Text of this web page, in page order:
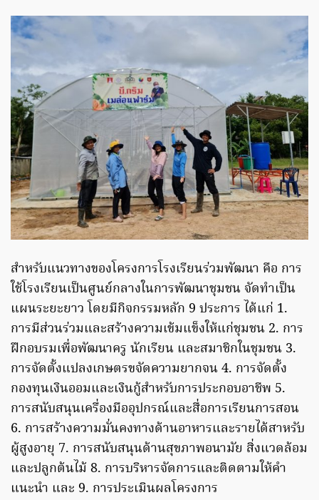
สำหรับแนวทางของโครงการโรงเรียนร่วมพัฒนา คือ การ
ใช้โรงเรียนเป็นศูนย์กลางในการพัฒนาชุมชน จัดทำเป็น
แผนระยะยาว โดยมีกิจกรรมหลัก 9 ประการ ได้แก่ 1.
การมีส่วนร่วมและสร้างความเข้มแข็งให้แก่ชุมชน 2. การ
ฝึกอบรมเพื่อพัฒนาครู นักเรียน และสมาชิกในชุมชน 3.
การจัดตั้งแปลงเกษตรขจัดความยากจน 4. การจัดตั้ง
กองทุนเงินออมและเงินกู้สำหรับการประกอบอาชีพ 5.
การสนับสนุนเครื่องมืออุปกรณ์และสื่อการเรียนการสอน
6. การสร้างความมั่นคงทางด้านอาหารและรายได้สาหรับ
ผู้สูงอายุ 7. การสนับสนุนด้านสุขภาพอนามัย สิ่งแวดล้อม
และปลูกต้นไม้ 8. การบริหารจัดการและติดตามให้คำ
แนะนำ และ 9. การประเมินผลโครงการ